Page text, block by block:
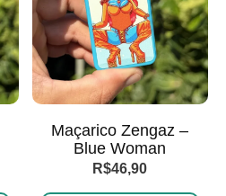
Maçarico Zengaz –
Blue Woman
R$46,90